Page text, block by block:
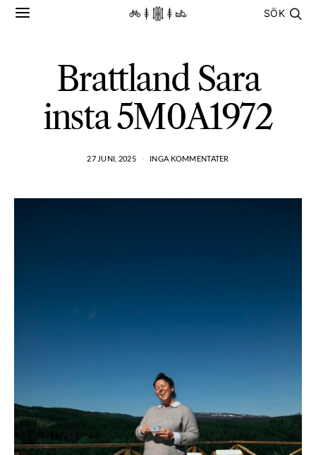
SÖK
Brattland Sara
insta 5M0A1972
27 JUNI, 2025 INGA KOMMENTATER